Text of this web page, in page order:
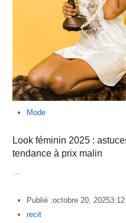
Mode
Look féminin 2025 :
tendance à prix malin
…
Publié :octobre 20, 2025
Author
recit